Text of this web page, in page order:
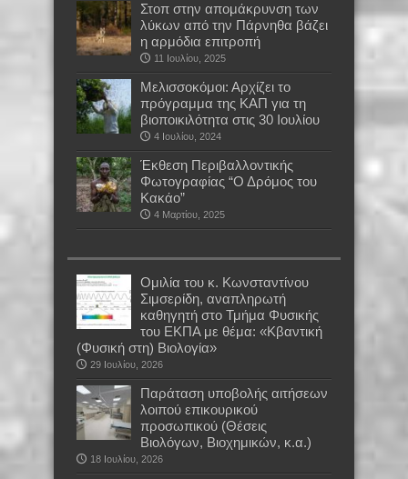
Στοπ στην απομάκρυνση των
λύκων από την Πάρνηθα βάζει
η αρμόδια επιτροπή
11 Ιουλίου, 2025
Μελισσοκόμοι: Αρχίζει το
πρόγραμμα της ΚΑΠ για τη
βιοποικιλότητα στις 30 Ιουλίου
4 Ιουλίου, 2024
Έκθεση Περιβαλλοντικής
Φωτογραφίας “Ο Δρόμος του
Κακάο”
4 Μαρτίου, 2025
Oμιλία του κ. Κωνσταντίνου
Σιμσερίδη, αναπληρωτή
καθηγητή στο Τμήμα Φυσικής
του ΕΚΠΑ με θέμα: «Κβαντική
(Φυσική στη) Βιολογία»
29 Ιουλίου, 2026
Παράταση υποβολής αιτήσεων
λοιπού επικουρικού
προσωπικού (Θέσεις
Βιολόγων, Βιοχημικών, κ.α.)
18 Ιουλίου, 2026